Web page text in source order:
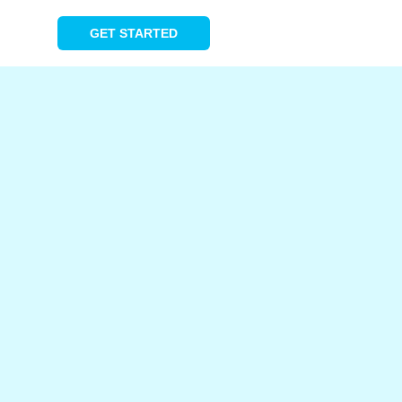
GET STARTED